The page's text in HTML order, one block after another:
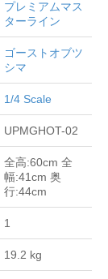
プレミアムマス
ターライン
ゴーストオブツ
シマ
1/4 Scale
UPMGHOT-02
全高:60cm 全
幅:41cm 奥
行:44cm
1
19.2 kg